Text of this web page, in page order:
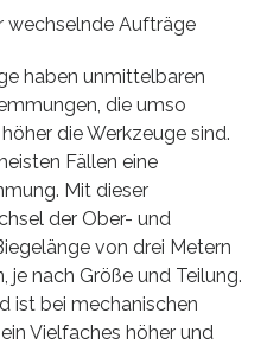
wechselnde Aufträge
haben unmittelbaren
die umso
die Werkzeuge sind.
Fällen eine
Mit dieser
der Ober- und
von drei Metern
je nach Größe und Teilung.
ist bei mechanischen
Vielfaches höher und